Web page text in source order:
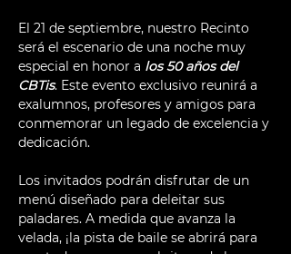
El 21 de septiembre, nuestro Recinto
será el escenario de una noche muy
especial en honor a los 50 años del
CBTis. Este evento exclusivo reunirá a
exalumnos, profesores y amigos para
conmemorar un legado de excelencia y
dedicación.
Los invitados podrán disfrutar de un
menú diseñado para deleitar sus
paladares. A medida que avanza la
velada, ¡la pista de baile se abrirá para